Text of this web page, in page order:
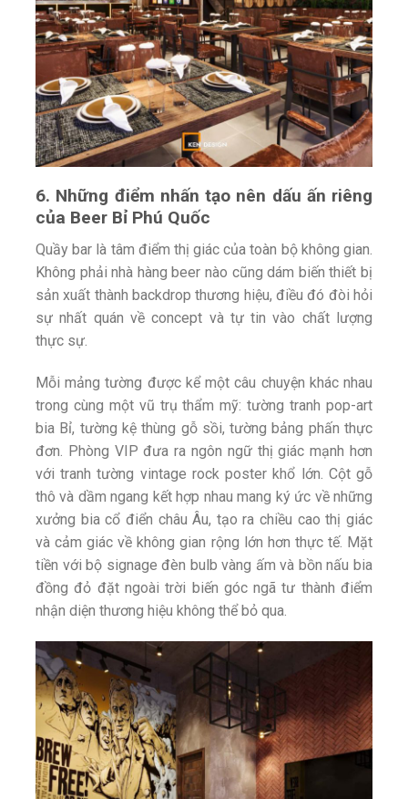
6. Những điểm nhấn tạo nên dấu ấn riêng
của Beer Bỉ Phú Quốc
Quầy bar là tâm điểm thị giác của toàn bộ không gian.
Không phải nhà hàng beer nào cũng dám biến thiết bị
sản xuất thành backdrop thương hiệu, điều đó đòi hỏi
sự nhất quán về concept và tự tin vào chất lượng
thực sự.
Mỗi mảng tường được kể một câu chuyện khác nhau
trong cùng một vũ trụ thẩm mỹ: tường tranh pop-art
bia Bỉ, tường kệ thùng gỗ sồi, tường bảng phấn thực
đơn. Phòng VIP đưa ra ngôn ngữ thị giác mạnh hơn
với tranh tường vintage rock poster khổ lớn. Cột gỗ
thô và dầm ngang kết hợp nhau mang ký ức về những
xưởng bia cổ điển châu Âu, tạo ra chiều cao thị giác
và cảm giác về không gian rộng lớn hơn thực tế. Mặt
tiền với bộ signage đèn bulb vàng ấm và bồn nấu bia
đồng đỏ đặt ngoài trời biến góc ngã tư thành điểm
nhận diện thương hiệu không thể bỏ qua.